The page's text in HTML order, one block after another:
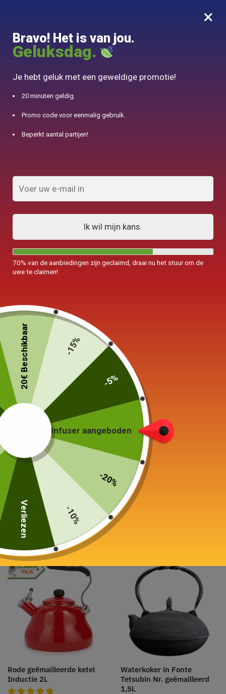
0
10% aangeboden voor 50€ aankopen met DJINN-code10
inductie
FILTERS TONEN
Waterkoker met Sifflet
89,00
Keuze van de opties
Gekleurde ketel
Inductie 1,2-1,5L
65,00 75,00
Keuze van de opties
E-mailketel
Rood, wit, blauw 1,1L
49,00
Rode geëmailleerde ketel
Inductie 2L
Waterkoker in Fonte
Tetsubin Nr. geëmailleerd
1,5L
×
Bravo! Het is van jou.
Geluksdag.
Je hebt geluk met een geweldige promotie!
20 minuten geldig.
Promo code voor eenmalig gebruik.
Beperkt aantal partijen!
Ik wil mijn kans.
70% van de aanbiedingen zijn geclaimd, draai nu het stuur om de
uwe te claimen!
Infuser aangeboden
-20%
-10%
Verliezen
20€ Beschikbaar -15%
-5%